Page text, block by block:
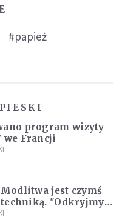
#papież
program wizyty
we Francji
jest czymś
"Odkryjmy